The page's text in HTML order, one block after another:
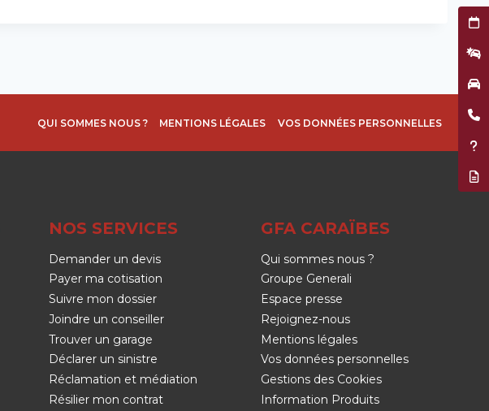
Être
QUI SOMMES NOUS ? MENTIONS LÉGALES VOS DONNÉES PERSONNELLES
NOS SERVICES
Demander un devis
Payer ma cotisation
Suivre mon dossier
Joindre un conseiller
Trouver un garage
Déclarer un sinistre
Réclamation et médiation
Résilier mon contrat
GFA CARAÏBES
Qui sommes nous ?
Groupe Generali
Espace presse
Rejoignez-nous
Mentions légales
Vos données personnelles
Gestions des Cookies
Information Produits